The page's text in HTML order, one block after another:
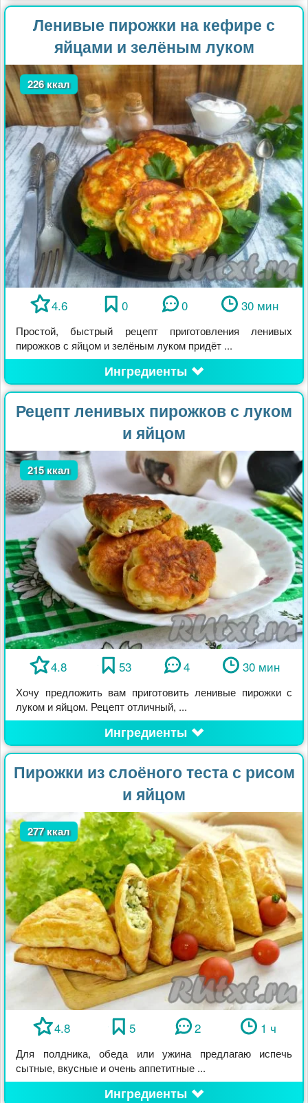
Ленивые пирожки на кефире с
яйцами и зелёным луком
226 ккал
4.6 0 0 30 мин
Простой, быстрый рецепт приготовления ленивых
пирожков с яйцом и зелёным луком придёт ...
Ингредиенты
Рецепт ленивых пирожков с луком
и яйцом
215 ккал
4.8 53 4 30 мин
Хочу предложить вам приготовить ленивые пирожки с
луком и яйцом. Рецепт отличный, ...
Ингредиенты
Пирожки из слоёного теста с рисом
и яйцом
277 ккал
4.8 5 2 1 ч
Для полдника, обеда или ужина предлагаю испечь
сытные, вкусные и очень аппетитные ...
Ингредиенты